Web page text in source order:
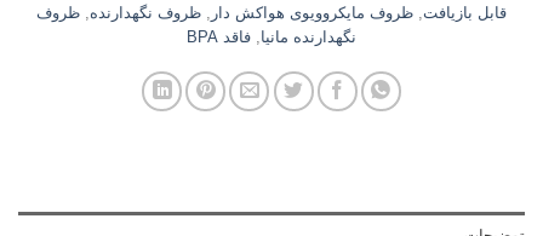
قابل بازیافت ظروف مایکروویوی هواکش دار ظروف نگهدارنده ظروف
نگهدارنده مانیا فاقد BPA